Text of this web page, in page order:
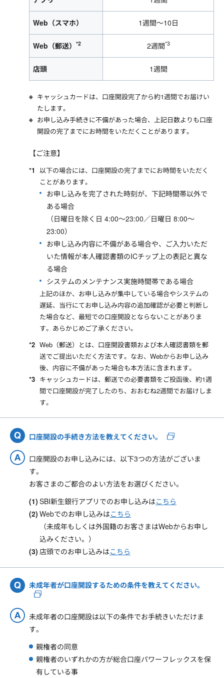
Web（スマホ） 1週間～10日
Web（郵送） *2 2週間*3
店頭 1週間
キャッシュカードは、口座開設完了から約1週間でお届けい
たします。
お申し込み手続きに不備があった場合、上記日数よりも口座
開設の完了までにお時間をいただくことがあります。
【ご注意】
以下の場合には、口座開設の完了までにお時間をいただく
ことがあります。
お申し込みを完了された時刻が、下記時間帯以外で
ある場合
（日曜日を除く日 4:00～23:00／日曜日 8:00～
23:00）
お申し込み内容に不備がある場合や、ご入力いただ
いた情報が本人確認書類のICチップ上の表記と異な
る場合
システムのメンテナンス実施時間帯である場合
上記のほか、お申し込みが集中している場合やシステムの
遅延、当行にてお申し込み内容の追加確認が必要と判断し
た場合など、最短での口座開設とならないことがありま
す。あらかじめご了承ください。
Web（郵送）とは、口座開設書類および本人確認書類を郵
送でご提出いただく方法です。なお、Webからお申し込み
後、内容に不備があった場合も本方法に含まれます。
キャッシュカードは、郵送での必要書類をご投函後、約1週
間で口座開設が完了したのち、おおむね2週間でお届けしま
す。
口座開設の手続き方法を教えてください。
口座開設のお申し込みには、以下3つの方法がございま
す。
お客さまのご都合のよい方法をお選びください。
SBI新生銀行アプリでのお申し込みはこちら
Webでのお申し込みはこちら
（未成年もしくは外国籍のお客さまはWebからお申し
込みください。）
店頭でのお申し込みはこちら
未成年者が口座開設するための条件を教えてください。
未成年者の口座開設は以下の条件でお手続きいただけま
す。
親権者の同意
親権者のいずれかの方が総合口座パワーフレックスを保
有している事